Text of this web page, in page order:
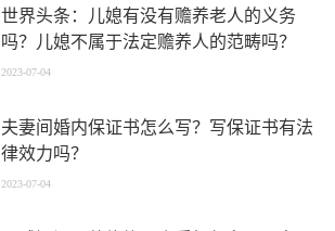
世界头条：儿媳有没有赡养老人的义务
吗？儿媳不属于法定赡养人的范畴吗？
2023-07-04
夫妻间婚内保证书怎么写？写保证书有法
律效力吗？
2023-07-04